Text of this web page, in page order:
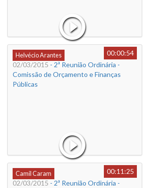
Helvécio Arantes
00:00:54
02/03/2015 - 2ª Reunião Ordinária -
Comissão de Orçamento e Finanças
Públicas
Camil Caram
00:11:25
02/03/2015 - 2ª Reunião Ordinária -